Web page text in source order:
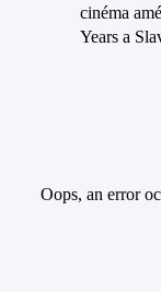
cinéma
Years a
Oops, an error